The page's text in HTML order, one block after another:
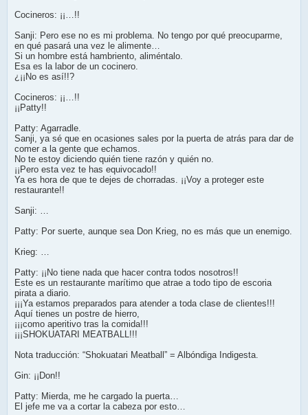
Cocineros: ¡¡…!!
Sanji: Pero ese no es mi problema. No tengo por qué preocuparme,
en qué pasará una vez le alimente…
Si un hombre está hambriento, aliméntalo.
Esa es la labor de un cocinero.
¿¡¡No es así!!?
Cocineros: ¡¡…!!
¡¡Patty!!
Patty: Agarradle.
Sanji, ya sé que en ocasiones sales por la puerta de atrás para dar de
comer a la gente que echamos.
No te estoy diciendo quién tiene razón y quién no.
¡¡Pero esta vez te has equivocado!!
Ya es hora de que te dejes de chorradas. ¡¡Voy a proteger este
restaurante!!
Sanji: …
Patty: Por suerte, aunque sea Don Krieg, no es más que un enemigo.
Krieg: …
Patty: ¡¡No tiene nada que hacer contra todos nosotros!!
Este es un restaurante marítimo que atrae a todo tipo de escoria
pirata a diario.
¡¡¡Ya estamos preparados para atender a toda clase de clientes!!!
Aquí tienes un postre de hierro,
¡¡¡como aperitivo tras la comida!!!
¡¡¡SHOKUATARI MEATBALL!!!
Nota traducción: “Shokuatari Meatball” = Albóndiga Indigesta.
Gin: ¡¡Don!!
Patty: Mierda, me he cargado la puerta…
El jefe me va a cortar la cabeza por esto…